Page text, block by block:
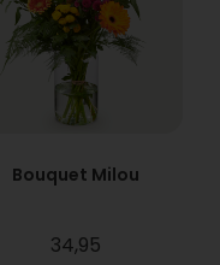
Bouquet Milou
34,95